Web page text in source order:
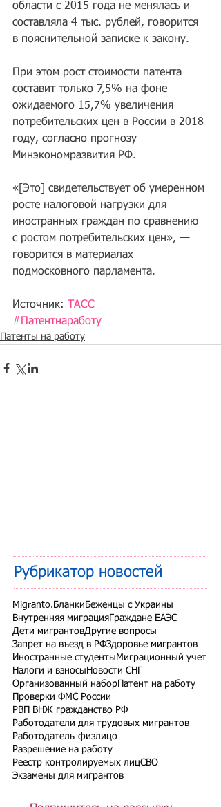
области с 2015 года не менялась и
составляла 4 тыс. рублей, говорится
в пояснительной записке к закону.
При этом рост стоимости патента
составит только 7,5% на фоне
ожидаемого 15,7% увеличения
потребительских цен в России в 2018
году, согласно прогнозу
Минэкономразвития РФ.
«[Это] свидетельствует об умеренном
росте налоговой нагрузки для
иностранных граждан по сравнению
с ростом потребительских цен», —
говорится в материалах
подмосковного парламента.
Источник:
ТАСС
#Патентнаработу
Патенты на работу
Рубрикатор новостей
Migranto.Бланки Беженцы с Украины
Внутренняя миграция Граждане ЕАЭС
Дети мигрантовДругие вопросы
Запрет на въезд в РФЗдоровье мигрантов
Иностранные студенты Миграционный учет
Налоги и взносы Новости СНГ
Организованный набор Патент на работу
Проверки ФМС России
РВП ВНЖ гражданство РФ
Работодатели для трудовых мигрантов
Работодатель-физлицо
Разрешение на работу
Реестр контролируемых лицСВО
Экзамены для мигрантов